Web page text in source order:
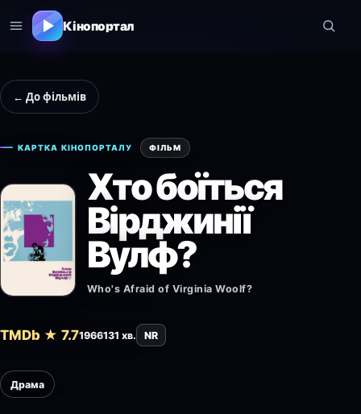
Кінопортал
← До фільмів
КАРТКА КІНОПОРТАЛУ ФІЛЬМ
Хто боїться
Вірджинії
Вулф?
Who's Afraid of Virginia Woolf?
TMDb ★ 7.71966131 хв. NR
Драма